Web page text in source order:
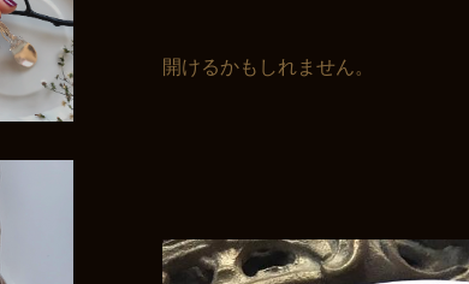
開けるかもしれません。